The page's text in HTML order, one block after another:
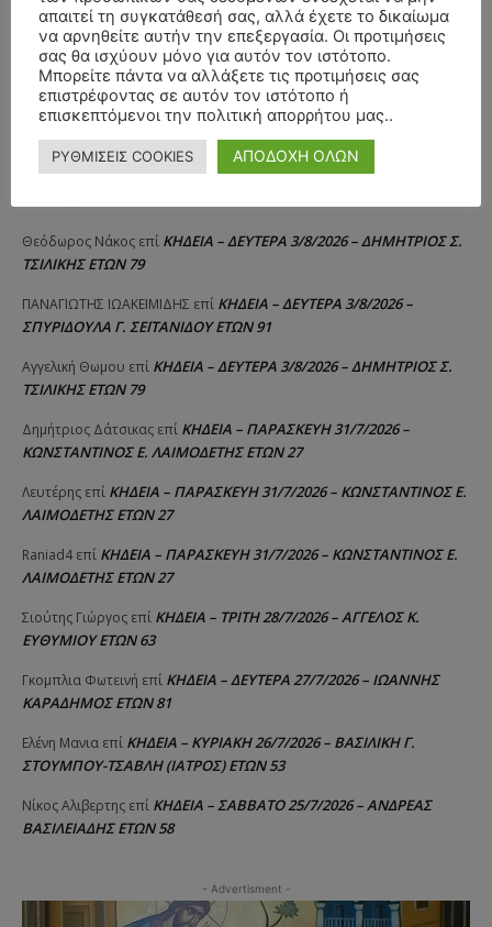
ΣΥΛΛΥΠΗΤΗΡΙΑ ΜΗΝΥΜΑΤΑ
Αλέξανδρος ΣέρβοςεπίΚΗΔΕΙΑ – ΣΑΒΒΑΤΟ 25/7/2026 –
ΧΑΡΑΛΑΜΠΟΣ ΚΑΥΚΙΑΣ ΕΤΩΝ 57
ΧΡΙΣΤΙΝΑεπίΚΗΔΕΙΑ – ΤΡΙΤΗ 4/8/2026 – ΧΡΗΣΤΟΣ Α. ΠΑΛΙΟΥΡΑΣ
Θεόδωρος Νάκος επί ΚΗΔΕΙΑ – ΔΕΥΤΕΡΑ 3/8/2026 – ΔΗΜΗΤΡΙΟΣ Σ.
ΤΣΙΛΙΚΗΣ ΕΤΩΝ 79
ΠΑΝΑΓΙΩΤΗΣ IΩΑΚΕΙΜΙΔΗΣ επί ΚΗΔΕΙΑ – ΔΕΥΤΕΡΑ 3/8/2026 –
ΣΠΥΡΙΔΟΥΛΑ Γ. ΣΕΪΤΑΝΙΔΟΥ ΕΤΩΝ 91
Αγγελική Θωμου επί ΚΗΔΕΙΑ – ΔΕΥΤΕΡΑ 3/8/2026 – ΔΗΜΗΤΡΙΟΣ Σ.
ΤΣΙΛΙΚΗΣ ΕΤΩΝ 79
Δημήτριος Δάτσικας επί ΚΗΔΕΙΑ – ΠΑΡΑΣΚΕΥΗ 31/7/2026 –
ΚΩΝΣΤΑΝΤΙΝΟΣ Ε. ΛΑΙΜΟΔΕΤΗΣ ΕΤΩΝ 27
Λευτέρης επί ΚΗΔΕΙΑ – ΠΑΡΑΣΚΕΥΗ 31/7/2026 – ΚΩΝΣΤΑΝΤΙΝΟΣ Ε.
ΛΑΙΜΟΔΕΤΗΣ ΕΤΩΝ 27
Raniad4 επί ΚΗΔΕΙΑ – ΠΑΡΑΣΚΕΥΗ 31/7/2026 – ΚΩΝΣΤΑΝΤΙΝΟΣ Ε.
ΛΑΙΜΟΔΕΤΗΣ ΕΤΩΝ 27
Σιούτης Γιώργος επί ΚΗΔΕΙΑ – ΤΡΙΤΗ 28/7/2026 – ΑΓΓΕΛΟΣ Κ.
ΕΥΘΥΜΙΟΥ ΕΤΩΝ 63
Γκομπλια Φωτεινή επί ΚΗΔΕΙΑ – ΔΕΥΤΕΡΑ 27/7/2026 – ΙΩΑΝΝΗΣ
ΚΑΡΑΔΗΜΟΣ ΕΤΩΝ 81
Ελένη Μανια επί ΚΗΔΕΙΑ – ΚΥΡΙΑΚΗ 26/7/2026 – ΒΑΣΙΛΙΚΗ Γ.
ΣΤΟΥΜΠΟΥ-ΤΣΑΒΛΗ (ΙΑΤΡΟΣ) ΕΤΩΝ 53
Νίκος Αλιβερτης επί ΚΗΔΕΙΑ – ΣΑΒΒΑΤΟ 25/7/2026 – ΑΝΔΡΕΑΣ
ΒΑΣΙΛΕΙΑΔΗΣ ΕΤΩΝ 58
- Advertisment -
απαιτεί τη συγκατάθεσή σας, αλλά έχετε το δικαίωμα
να αρνηθείτε αυτήν την επεξεργασία. Οι προτιμήσεις
σας θα ισχύουν μόνο για αυτόν τον ιστότοπο.
Μπορείτε πάντα να αλλάξετε τις προτιμήσεις σας
επιστρέφοντας σε αυτόν τον ιστότοπο ή
επισκεπτόμενοι την πολιτική απορρήτου μας..
ΡΥΘΜΙΣΕΙΣ COOKIES ΑΠΟΔΟΧΗ ΟΛΩΝ